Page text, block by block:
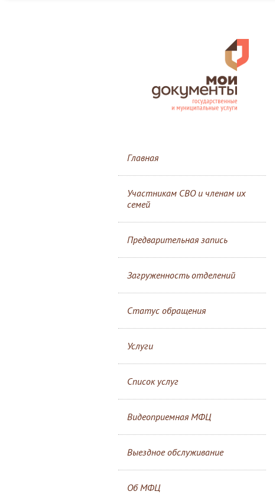
Главная
Участникам СВО и членам их
семей
Предварительная запись
Загруженность отделений
Статус обращения
Услуги
Список услуг
Видеоприемная МФЦ
Выездное обслуживание
Об МФЦ